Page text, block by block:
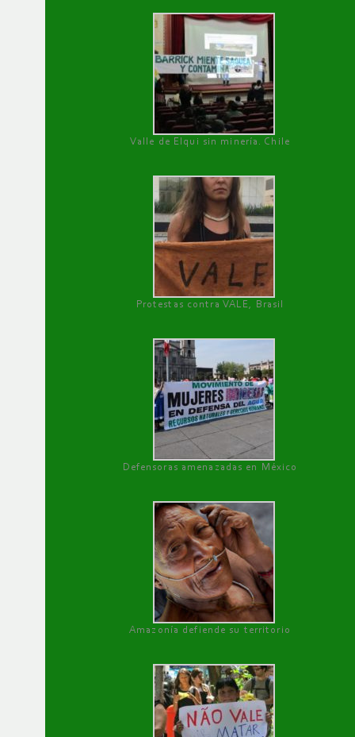
Valle de Elqui sin minería. Chile
Protestas contra VALE, Brasil
Defensoras amenazadas en México
Amazonía defiende su territorio